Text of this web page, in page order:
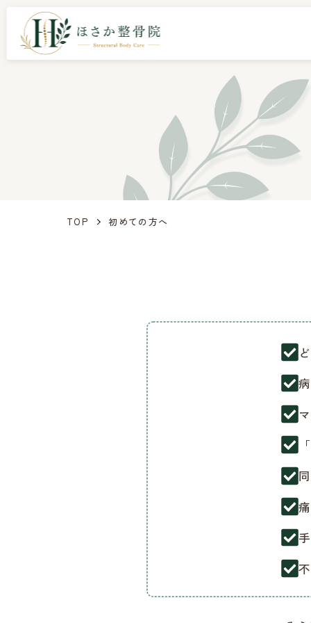
TOP 初めての方へ